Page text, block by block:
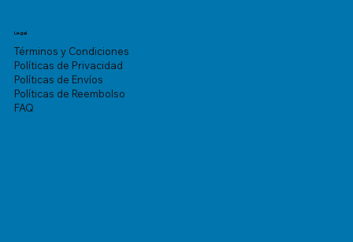
Legal
Términos y Condiciones
Políticas de Privacidad
Políticas de Envíos
Políticas de Reembolso
FAQ